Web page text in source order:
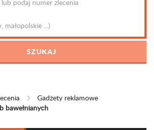
Gadżety reklamowe
bawełnianych